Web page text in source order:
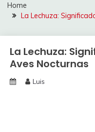
Home
La Lechuza:
La Lechuza:
Aves Nocturnas
Luis